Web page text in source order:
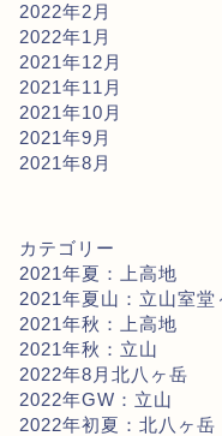
2022年2月
2022年1月
2021年12月
2021年11月
2021年10月
2021年9月
2021年8月
カテゴリー
2021年夏：上高地
2021年夏山：立山室堂
2021年秋：上高地
2021年秋：立山
2022年8月北八ヶ岳
2022年GW：立山
2022年初夏：北八ヶ岳